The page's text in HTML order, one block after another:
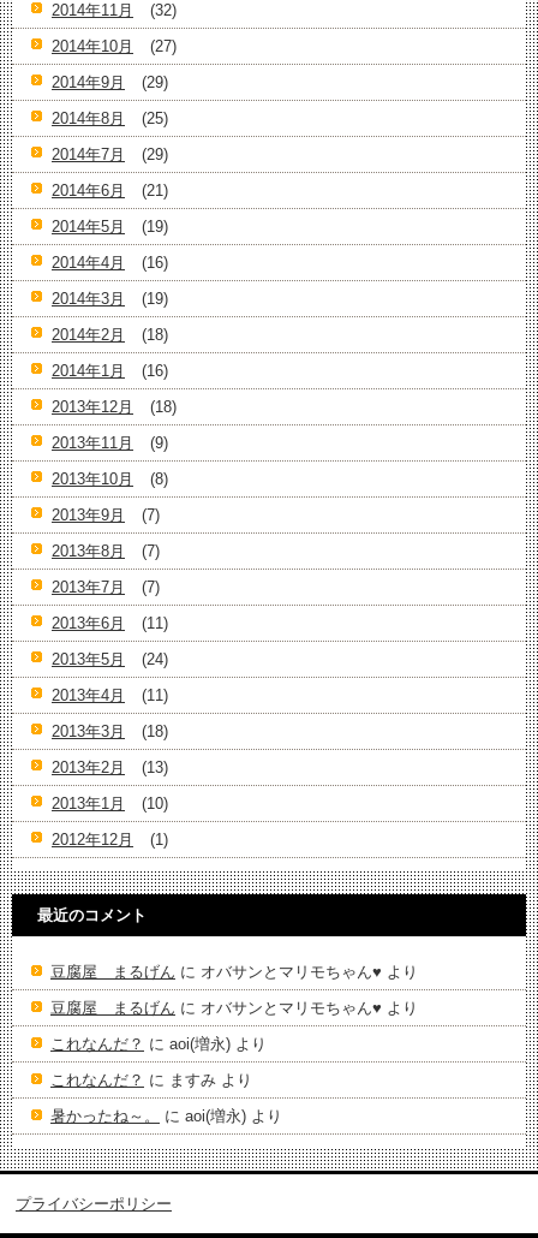
2014年11月
(32)
2014年10月
(27)
2014年9月
(29)
2014年8月
(25)
2014年7月
(29)
2014年6月
(21)
2014年5月
(19)
2014年4月
(16)
2014年3月
(19)
2014年2月
(18)
2014年1月
(16)
2013年12月
(18)
2013年11月
(9)
2013年10月
(8)
2013年9月
(7)
2013年8月
(7)
2013年7月
(7)
2013年6月
(11)
2013年5月
(24)
2013年4月
(11)
2013年3月
(18)
2013年2月
(13)
2013年1月
(10)
2012年12月
(1)
最近のコメント
豆腐屋 まるげん に オバサンとマリモちゃん♥️ より
豆腐屋 まるげん に オバサンとマリモちゃん♥️ より
これなんだ？ に aoi(増永) より
これなんだ？ に ますみ より
暑かったね～。
に aoi(増永) より
プライバシーポリシー